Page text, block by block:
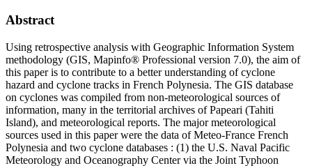
Abstract
Using retrospective analysis with Geographic Information System
methodology (GIS, Mapinfo® Professional version 7.0), the aim of
this paper is to contribute to a better understanding of cyclone
hazard and cyclone tracks in French Polynesia. The GIS database
on cyclones was compiled from non-meteorological sources of
information, many in the territorial archives of Papeari (Tahiti
Island), and meteorological reports. The major meteorological
sources used in this paper were the data of Meteo-France French
Polynesia and two cyclone databases : (1) the U.S. Naval Pacific
Meteorology and Oceanography Center via the Joint Typhoon